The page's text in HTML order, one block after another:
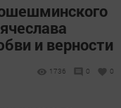
и верности
1736 0 0